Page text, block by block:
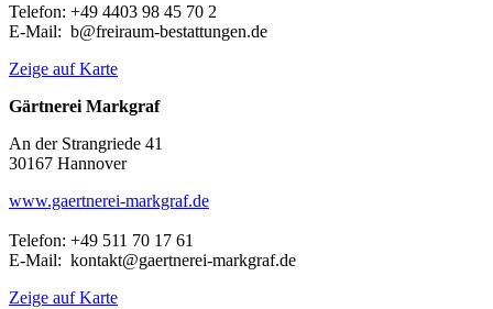
Telefon: +49 4403 98 45 70 2
E-Mail: b@freiraum-bestattungen.de
Zeige auf Karte
Gärtnerei Markgraf
An der Strangriede 41
30167 Hannover
www.gaertnerei-markgraf.de
Telefon: +49 511 70 17 61
E-Mail: kontakt@gaertnerei-markgraf.de
Zeige auf Karte